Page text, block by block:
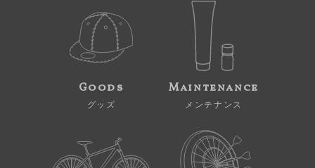
Goods
グッズ
Maintenance
メンテナンス